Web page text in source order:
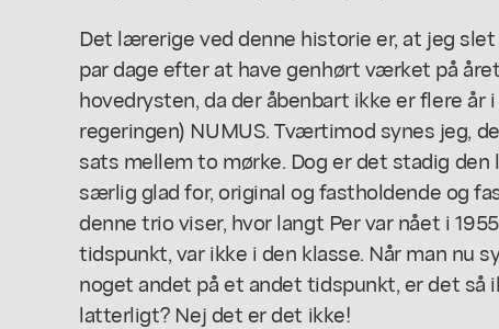
Det lærerige ved denne historie er, at jeg
par dage efter at have genhørt værket på
hovedrysten, da der åbenbart ikke er flere år
regeringen) NUMUS. Tværtimod synes jeg,
sats mellem to mørke. Dog er det stadig den
særlig glad for, original og fastholdende og
denne trio viser, hvor langt Per var nået i
tidspunkt, var ikke i den klasse. Når man nu
noget andet på et andet tidspunkt, er det så
latterligt? Nej det er det ikke!